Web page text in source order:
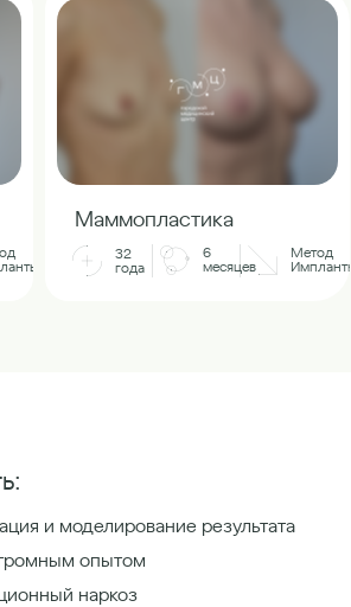
Маммопластика
32
года
6
месяцев
Метод
Импланты
и моделирование результата
опытом
наркоз